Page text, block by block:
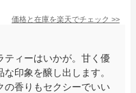
価格と在庫を楽天でチェック >>
ティーはいかが。甘く優
印象を醸し出します。
の香りもセクシーでいい